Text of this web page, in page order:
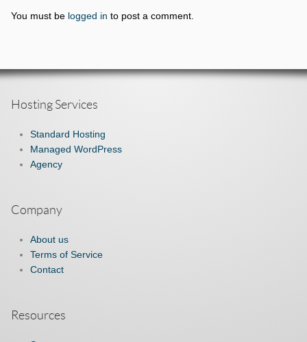
You must be logged in to post a comment.
Hosting Services
Standard Hosting
Managed WordPress
Agency
Company
About us
Terms of Service
Contact
Resources